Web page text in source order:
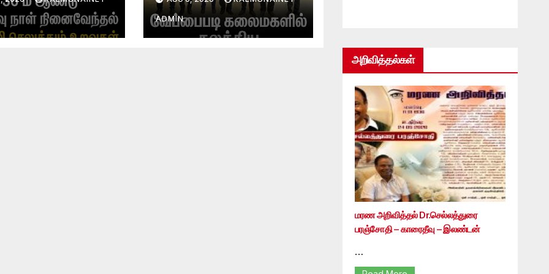
ADMIN
அறிவித்தல்கள்
மரண அறிவித்தல் Dr.செல்லத்துரை
பரஞ்சோதி – காரைதீவு – இலண்டன்
…